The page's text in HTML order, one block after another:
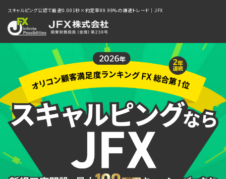
スキャルピング公認で最速0.001秒×約定率99.99%の爆速トレード｜JFX